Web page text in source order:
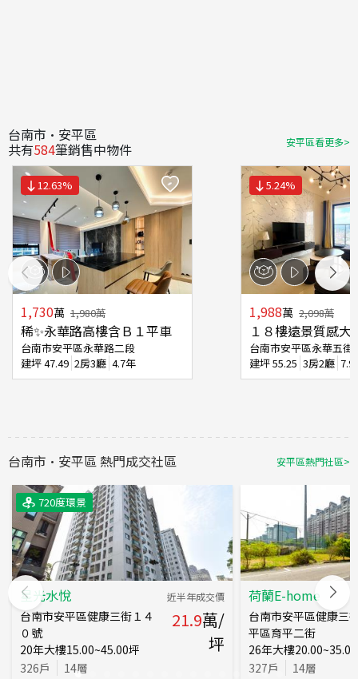
台南市·安平區
共有584筆銷售中物件 安平區看更多>
12.63%
1,730萬 1,980萬
稀✨永華路高樓含Ｂ１平車
台南市安平區永華路二段
建坪47.49 2房3廳 4.7年
5.24%
1,988萬 2,098萬
１８樓遠景質感大
台南市安平區永華五街
建坪55.25 3房2廳 7.9
台南市 · 安平區 熱門成交社區 安平區熱門社區>
720度環景
星光水悅 近半年成交價
台南市安平區健康三街１４
０號
20年大樓15.00~45.00坪
326戶 14層
21.9萬/
坪
720度環景
荷蘭E-home
台南市安平區健康三
平區育平二街
26年大樓20.00~35.00
327戶 14層
720度環景
720度環景
720度環景
720度環景